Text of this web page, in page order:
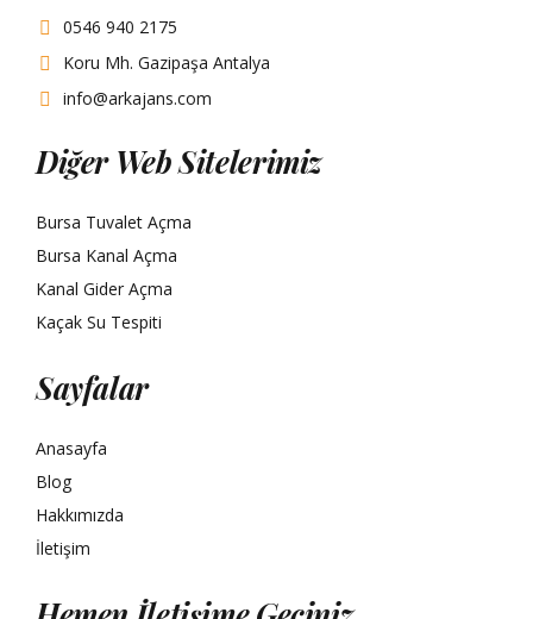
0546 940 2175
Koru Mh. Gazipaşa Antalya
info@arkajans.com
Diğer Web Sitelerimiz
Bursa Tuvalet Açma
Bursa Kanal Açma
Kanal Gider Açma
Kaçak Su Tespiti
Sayfalar
Anasayfa
Blog
Hakkımızda
İletişim